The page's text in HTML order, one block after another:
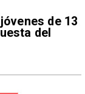
de 13
del